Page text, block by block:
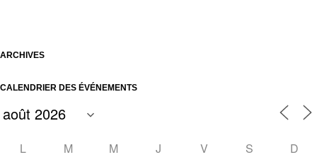
ARCHIVES
CALENDRIER DES ÉVÉNEMENTS
L M M J V S D